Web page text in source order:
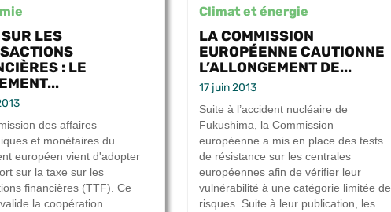
LES
: LE
des affaires
et monétaires du
européen vient d'adopter
sur la taxe sur les
financières (TTF). Ce
la coopération
Climat et énergie
LA COMMISSION
EUROPÉENNE CAUTIONNE
L’ALLONGEMENT DE...
17 juin 2013
Suite à l’accident nucléaire de
Fukushima, la Commission
européenne a mis en place des tests
de résistance sur les centrales
européennes afin de vérifier leur
vulnérabilité à une catégorie limitée de
risques. Suite à leur publication, les...